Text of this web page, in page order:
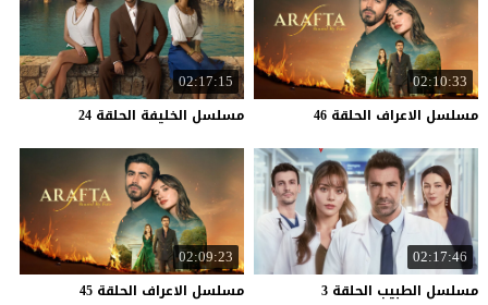
02:10:33
مسلسل الاعراف الحلقة 46
02:17:15
مسلسل الخليفة الحلقة 24
02:17:46
مسلسل الطبيب الحلقة 3
02:09:23
مسلسل الاعراف الحلقة 45